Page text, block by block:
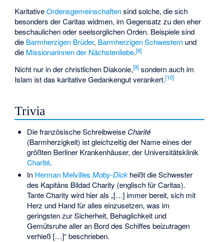
KaritativeOrdensgemeinschaftensind solche, die sich
besonders der Caritas widmen, im Gegensatz zu den eher
beschaulichen oder seelsorglichen Orden. Beispiele sind
die Barmherzigen Brüder, Barmherzigen Schwestern und
die Missionarinnen der Nächstenliebe.[8]
Nicht nur in der christlichen Diakonie,[9] sondern auch im
Islam ist das karitative Gedankengut verankert.[10]
Trivia
Die französische Schreibweise Charité
(Barmherzigkeit) ist gleichzeitig der Name eines der
größten Berliner Krankenhäuser, der Universitätsklinik
Charité.
In Herman Melvilles Moby-Dickheißt die Schwester
des Kapitäns Bildad Charity (englisch für Caritas).
Tante Charity wird hier als „[…] immer bereit, sich mit
Herz und Hand für alles einzusetzen, was im
geringsten zur Sicherheit, Behaglichkeit und
Gemütsruhe aller an Bord des Schiffes beizutragen
verhieß […]“ beschrieben.